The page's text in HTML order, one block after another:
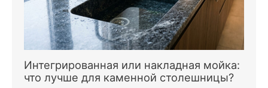
Интегрированная или накладная мойка:
что лучше для каменной столешницы?